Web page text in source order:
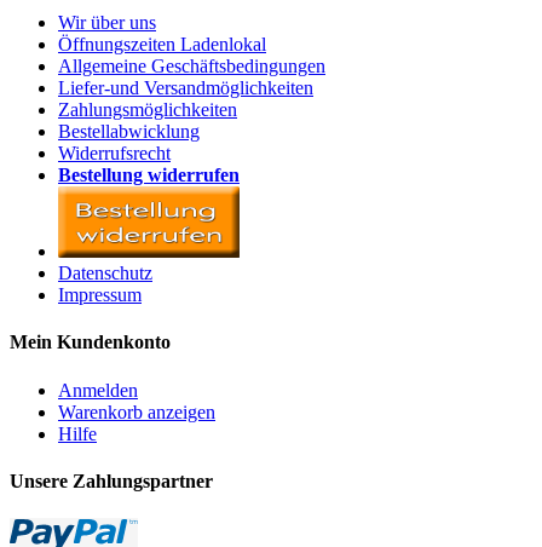
Wir über uns
Öffnungszeiten Ladenlokal
Allgemeine Geschäftsbedingungen
Liefer-und Versandmöglichkeiten
Zahlungsmöglichkeiten
Bestellabwicklung
Widerrufsrecht
Bestellung widerrufen
Datenschutz
Impressum
Mein Kundenkonto
Anmelden
Warenkorb anzeigen
Hilfe
Unsere Zahlungspartner